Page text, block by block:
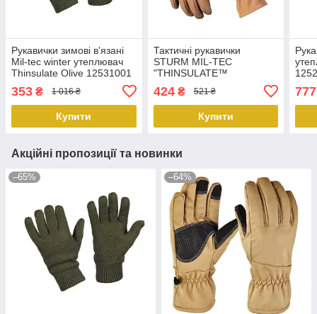
Рукавички зимові в'язані
Mil-tec winter утеплювач
Thinsulate Olive 12531001
353 ₴ 1 016 ₴
Купити
Тактичні рукавички
STURM MIL-TEC
"THINSULATE™
12521319 PeremogaUA
424₴ 521 ₴
Купити
777
Акційні пропозиції та новинки
–65% –64%